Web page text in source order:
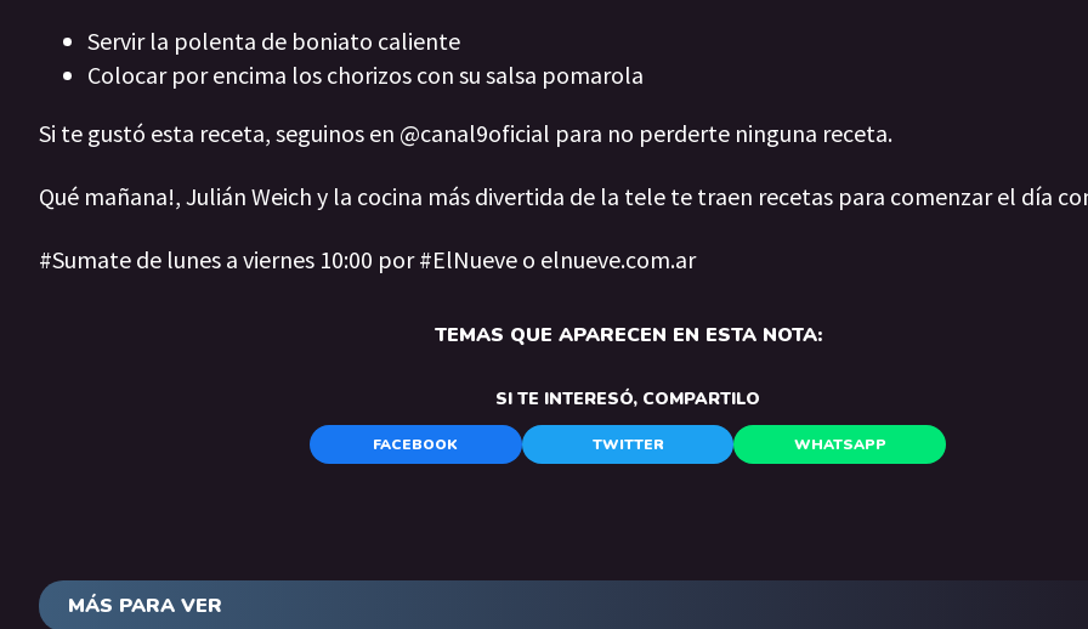
Servir la polenta de boniato caliente
Colocar por encima los chorizos con su salsa pomarola
Si te gustó esta receta, seguinos en @canal9oficial para no perderte ninguna receta.
Qué mañana!, Julián Weich y la cocina más divertida de la tele te traen recetas para comenzar el día
#Sumate de lunes a viernes 10:00 por #ElNueve o elnueve.com.ar
TEMAS QUE APARECEN EN ESTA NOTA:
SI TE INTERESÓ, COMPARTILO
FACEBOOK TWITTER WHATSAPP
MÁS PARA VER